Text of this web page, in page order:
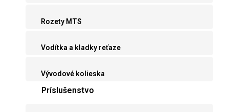
Rozety MTS
Vodítka a kladky reťaze
Vývodové kolieska
Príslušenstvo